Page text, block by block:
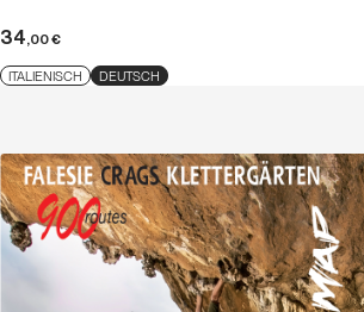
34,00€
ITALIENISCH DEUTSCH
Entdecken